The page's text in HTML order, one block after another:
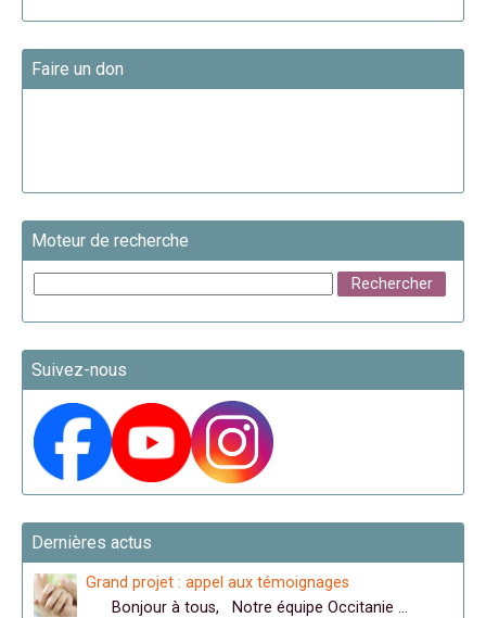
Faire un don
Moteur de recherche
Suivez-nous
Dernières actus
Grand projet : appel aux témoignages
Bonjour à tous, Notre équipe Occitanie …